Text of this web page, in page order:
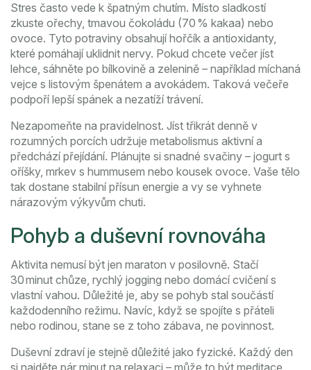
Stres často vede k špatným chutím. Místo sladkostí
zkuste ořechy, tmavou čokoládu (70 % kakaa) nebo
ovoce. Tyto potraviny obsahují hořčík a antioxidanty,
které pomáhají uklidnit nervy. Pokud chcete večer jíst
lehce, sáhněte po bílkovině a zelenině – například míchaná
vejce s listovým špenátem a avokádem. Taková večeře
podpoří lepší spánek a nezatíží trávení.
Nezapomeňte na pravidelnost. Jíst třikrát denně v
rozumných porcích udržuje metabolismus aktivní a
předchází přejídání. Plánujte si snadné svačiny – jogurt s
oříšky, mrkev s hummusem nebo kousek ovoce. Vaše tělo
tak dostane stabilní přísun energie a vy se vyhnete
nárazovým výkyvům chuti.
Pohyb a duševní rovnováha
Aktivita nemusí být jen maraton v posilovně. Stačí
30 minut chůze, rychlý jogging nebo domácí cvičení s
vlastní vahou. Důležité je, aby se pohyb stal součástí
každodenního režimu. Navíc, když se spojíte s přáteli
nebo rodinou, stane se z toho zábava, ne povinnost.
Duševní zdraví je stejně důležité jako fyzické. Každý den